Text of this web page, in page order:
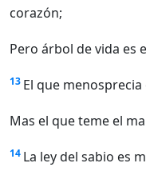
corazón;
Pero árbol de vida es
13 El que
Mas el que teme el
14 La ley del sabio es